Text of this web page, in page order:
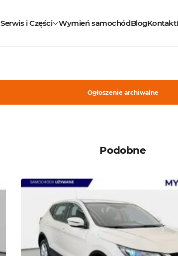
Serwis i Części Wymień samochódBlogKontakt
Ogłoszenie archiwalne
Podobne